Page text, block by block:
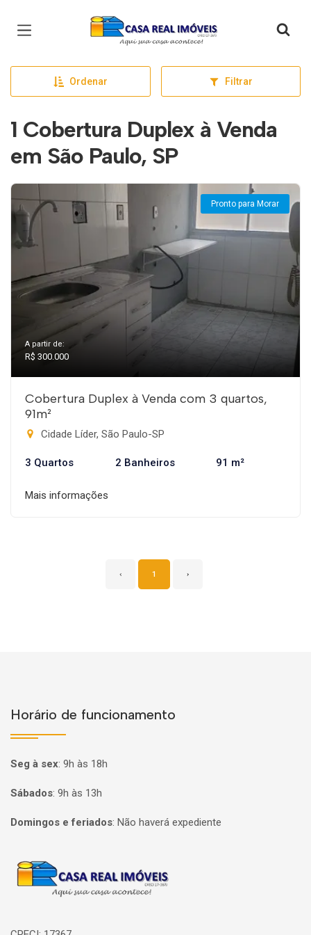
Página inicial
Ordenar Filtrar
1 Cobertura Duplex à Venda
em São Paulo, SP
Pronto para Morar
A partir de:
R$ 300.000
Cobertura Duplex à Venda com 3 quartos,
91m²
Cidade Líder, São Paulo-SP
3 Quartos 2 Banheiros 91 m²
Mais informações
‹ 1 ›
Horário de funcionamento
Seg à sex: 9h às 18h
Sábados: 9h às 13h
Domingos e feriados: Não haverá expediente
Página inicial